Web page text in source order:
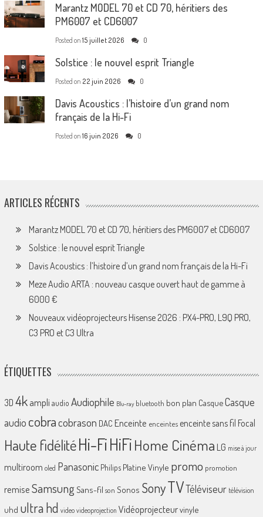
Marantz MODEL 70 et CD 70, héritiers des
PM6007 et CD6007
Posted on 15 juillet 2026 0
Solstice : le nouvel esprit Triangle
Posted on 22 juin 2026 0
Davis Acoustics : l’histoire d’un grand nom
français de la Hi-Fi
Posted on 16 juin 2026 0
ARTICLES RÉCENTS
Marantz MODEL 70 et CD 70, héritiers des PM6007 et CD6007
Solstice : le nouvel esprit Triangle
Davis Acoustics : l’histoire d’un grand nom français de la Hi-Fi
Meze Audio ARTA : nouveau casque ouvert haut de gamme à
6000 €
Nouveaux vidéoprojecteurs Hisense 2026 : PX4-PRO, L9Q PRO,
C3 PRO et C3 Ultra
ÉTIQUETTES
3D 4k ampliaudio Audiophile Blu-ray bluetooth bon plan CasqueCasque
audio cobracobrason DAC Enceinte enceintes enceinte sans fil Focal
Haute fidélitéHi-FiHiFiHome Cinéma LG mise à jour
multiroom oled Panasonic Philips Platine Vinyle promo promotion
remiseSamsungSans-fil son Sonos SonyTVTéléviseur télévision
uhd ultra hd video videoprojection Vidéoprojecteurvinyle